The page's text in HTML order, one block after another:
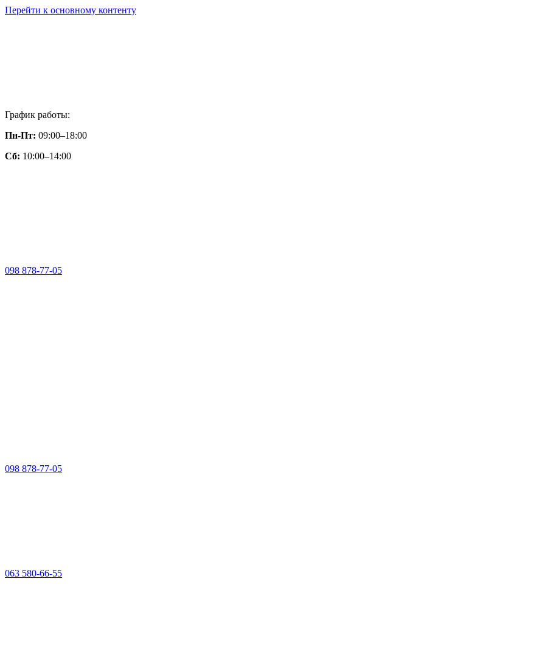
Перейти к основному контенту
График работы:
Пн-Пт: 09:00–18:00
Сб: 10:00–14:00
098 878-77-05
098 878-77-05
063 580-66-55